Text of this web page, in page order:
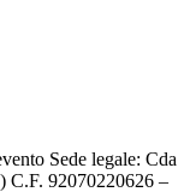
Sede legale: Cda
C.F. 92070220626 –